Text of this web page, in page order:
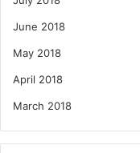
June 2018
May 2018
April 2018
March 2018